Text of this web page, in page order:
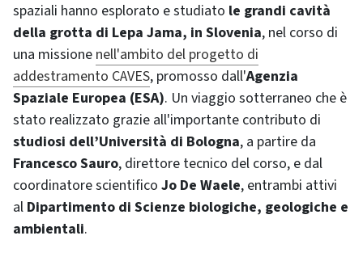
spaziali hanno esplorato e studiato le grandi cavità
della grotta di Lepa Jama, in Slovenia, nel corso di
una missione nell'ambito del progetto di
addestramento CAVES, promosso dall'Agenzia
Spaziale Europea (ESA). Un viaggio sotterraneo che è
stato realizzato grazie all'importante contributo di
studiosi dell’Università di Bologna, a partire da
Francesco Sauro, direttore tecnico del corso, e dal
coordinatore scientifico Jo De Waele, entrambi attivi
al Dipartimento di Scienze biologiche, geologiche e
ambientali.